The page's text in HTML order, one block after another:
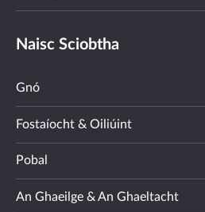
Naisc Sciobtha
Gnó
Fostaíocht & Oiliúint
Pobal
An Ghaeilge & An Ghaeltacht